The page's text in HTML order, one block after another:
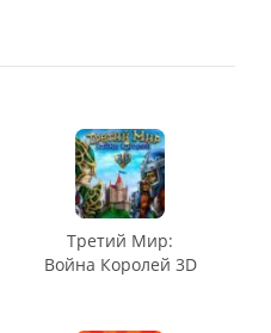
Третий Мир:
Война Королей 3D